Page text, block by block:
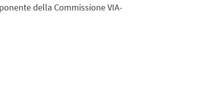
della Commissione VIA-